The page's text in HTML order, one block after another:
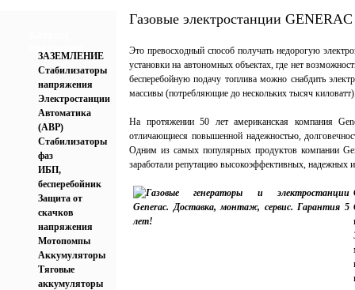
ЗАЗЕМЛЕНИЕ
Стабилизаторы
напряжения
Электростанции
Автоматика
(АВР)
Стабилизаторы
фаз
ИБП,
бесперебойник
Защита от
скачков
напряжения
Мотопомпы
Аккумуляторы
Тяговые
аккумуляторы
Газовые электростанции GENERAC
Это превосходный способ получать недорогую
установки на автономных объектах, где нет
бесперебойную подачу топлива можно снабдить
массивы (потребляющие до нескольких тысяч
На протяжении 50 лет американская компания
отличающиеся повышенной надежностью,
Одним из самых популярных продуктов компании
заработали репутацию высокоэффективных, надежных